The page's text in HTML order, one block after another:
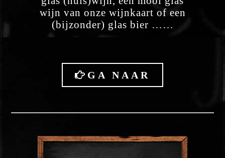
wijn van onze wijnkaart of een
(bijzonder) glas bier ……
GA NAAR